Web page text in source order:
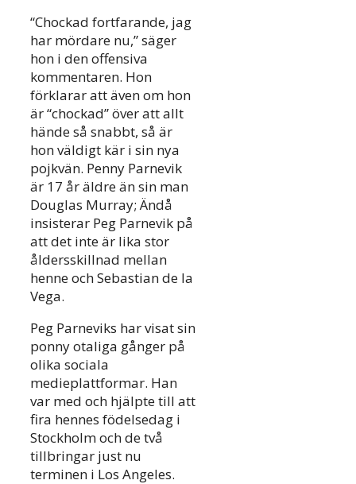
“Chockad fortfarande, jag
har mördare nu,” säger
hon i den offensiva
kommentaren. Hon
förklarar att även om hon
är “chockad” över att allt
hände så snabbt, så är
hon väldigt kär i sin nya
pojkvän. Penny Parnevik
är 17 år äldre än sin man
Douglas Murray; Ändå
insisterar Peg Parnevik på
att det inte är lika stor
åldersskillnad mellan
henne och Sebastian de la
Vega.
Peg Parneviks har visat sin
ponny otaliga gånger på
olika sociala
medieplattformar. Han
var med och hjälpte till att
fira hennes födelsedag i
Stockholm och de två
tillbringar just nu
terminen i Los Angeles.